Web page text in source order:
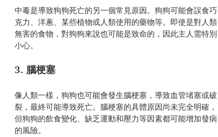
中毒是導致狗狗死亡的另一個常見原因。狗狗可能會誤食巧
克力、洋蔥、某些植物或人類使用的藥物等。即使是對人類
無害的食物，對狗狗來說也可能是致命的，因此主人需特別
小心。
3. 腦梗塞
像人類一樣，狗狗也可能會發生腦梗塞，導致血管堵塞或破
裂，最終可能導致死亡。腦梗塞的具體原因尚未完全明確，
但狗狗的飲食變化、缺乏運動和壓力等因素都可能增加發病
的風險。